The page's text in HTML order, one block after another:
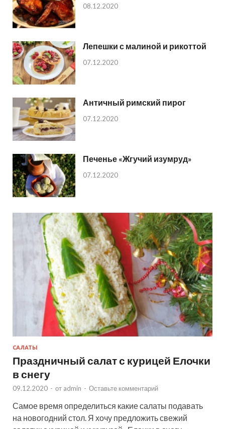
08.12.2020
Лепешки с малиной и рикоттой
07.12.2020
Античный римский пирог
07.12.2020
Печенье «Жгучий изумруд»
07.12.2020
САЛАТЫ
Праздничный салат с курицей Елочки
в снегу
09.12.2020 - от admin - Оставьте комментарий
Самое время определиться какие салаты подавать
на новогодний стол. Я хочу предложить свежий